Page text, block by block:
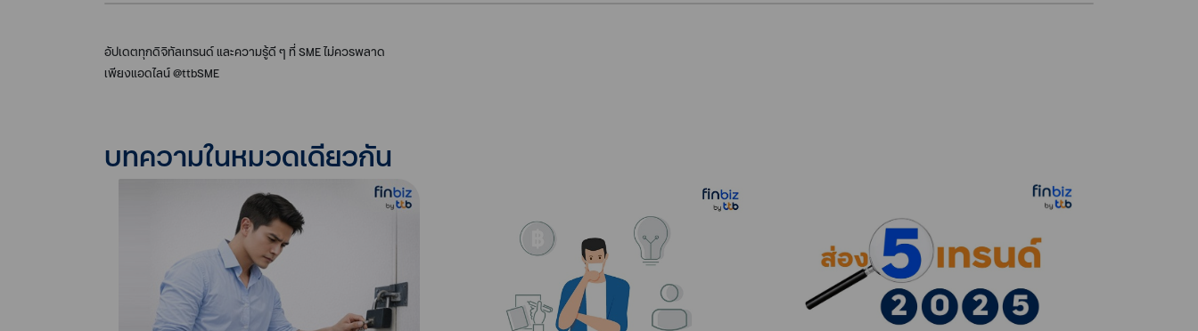
อัปเดตทุกดิจิทัลเทรนด์ และความรู้ดี ๆ ที่ SME ไม่ควรพลาด
เพียงแอดไลน์ @ttbSME
บทความในหมวดเดียวกัน